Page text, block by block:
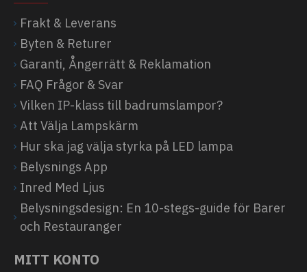
Frakt & Leverans
Byten & Returer
Garanti, Ångerrätt & Reklamation
FAQ Frågor & Svar
Vilken IP-klass till badrumslampor?
Att Välja Lampskärm
Hur ska jag välja styrka på LED lampa
Belysnings App
Inred Med Ljus
Belysningsdesign: En 10-stegs-guide för Barer
och Restauranger
MITT KONTO